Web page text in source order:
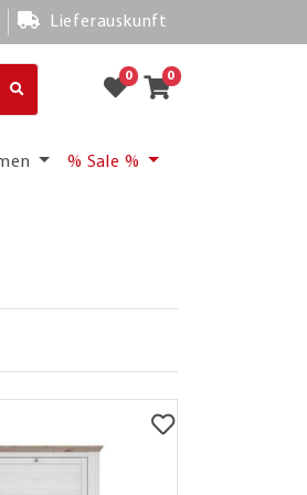
Lieferauskunft
0 0
% Sale %